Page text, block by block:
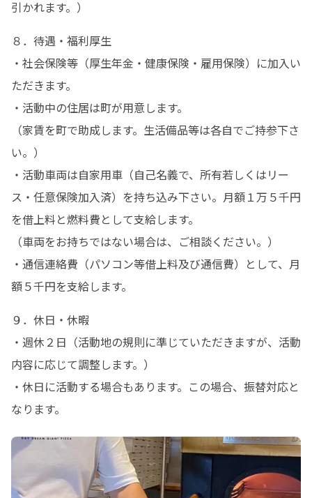
引かれます。）
８．待遇・福利厚生
・社会保険等（厚生年金・健康保険・雇用保険）に加入い
ただきます。
・活動中の住居は町が用意します。
（家賃を町で助成します。生活備品等は各自でご持参下さ
い。）
・活動車両は自家用車（自己名義で、所有若しくはリー
ス・任意保険加入済）を持ち込み下さい。月額１万５千円
を借上料と燃料費として支給します。
（車両をお持ちではない場合は、ご相談ください。）
・通信連絡費（パソコン等借上料及び通信費）として、月
額５千円を支給します。
９．休日・休暇
・週休２日（活動地の規則に準じていただきますが、活動
内容に応じて調整します。）
・休日に活動する場合もあります。この場合、振替対応と
なります。